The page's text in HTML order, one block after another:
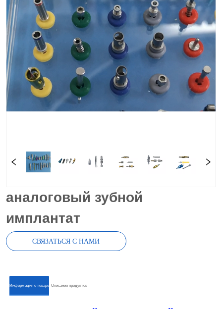
аналоговый зубной
имплантат
СВЯЗАТЬСЯ С НАМИ
ㅤㅤИнформация о товареㅤㅤ ㅤㅤОписание продуктовㅤㅤ